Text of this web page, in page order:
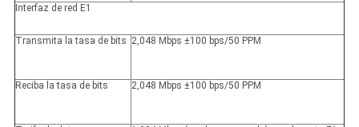
Interfaz de red E1
Transmita la tasa de bits 2,048 Mbps ±100 bps/50 PPM
Reciba la tasa de bits 2,048 Mbps ±100 bps/50 PPM